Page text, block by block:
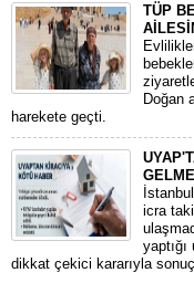
TÜP
Doğan
harekete geçti.
icra
dikkat çekici kararıyla